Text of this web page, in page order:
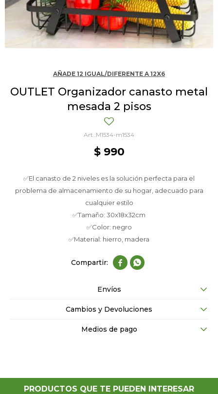
AÑADE 12 IGUAL/DIFERENTE A 12X6
OUTLET Organizador canasto metal
mesada 2 pisos
M1534-m1534
$ 990
✅El canasto de 2 niveles es la solución perfecta para el
problema de almacenamiento de su hogar, adecuado para
cualquier estilo
✅Tamaño: 30x18x32cm
✅Color: negro
✅Material: hierro, madera
 
Envíos
Cambios y Devoluciones
Medios de pago
PRODUCTOS QUE TE PUEDEN INTERESAR